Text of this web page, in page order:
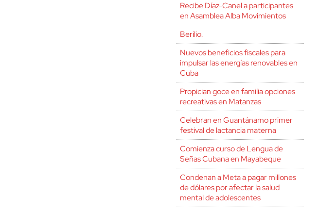
Recibe Díaz-Canel a participantes
en Asamblea Alba Movimientos
Berilio.
Nuevos beneficios fiscales para
impulsar las energías renovables en
Cuba
Propician goce en familia opciones
recreativas en Matanzas
Celebran en Guantánamo primer
festival de lactancia materna
Comienza curso de Lengua de
Señas Cubana en Mayabeque
Condenan a Meta a pagar millones
de dólares por afectar la salud
mental de adolescentes